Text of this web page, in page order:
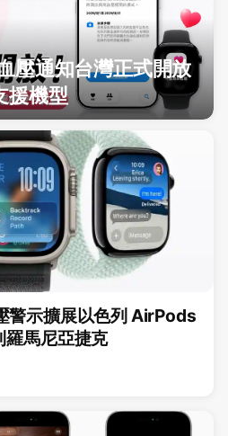
壓通知台灣正式開放
援機型
示擴展以色列 AirPods
羅馬尼亞捷克